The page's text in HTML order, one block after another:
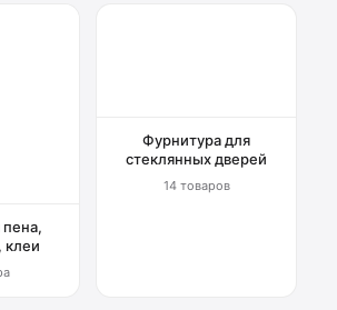
клеи
Фурнитура для
стеклянных дверей
14 товаров